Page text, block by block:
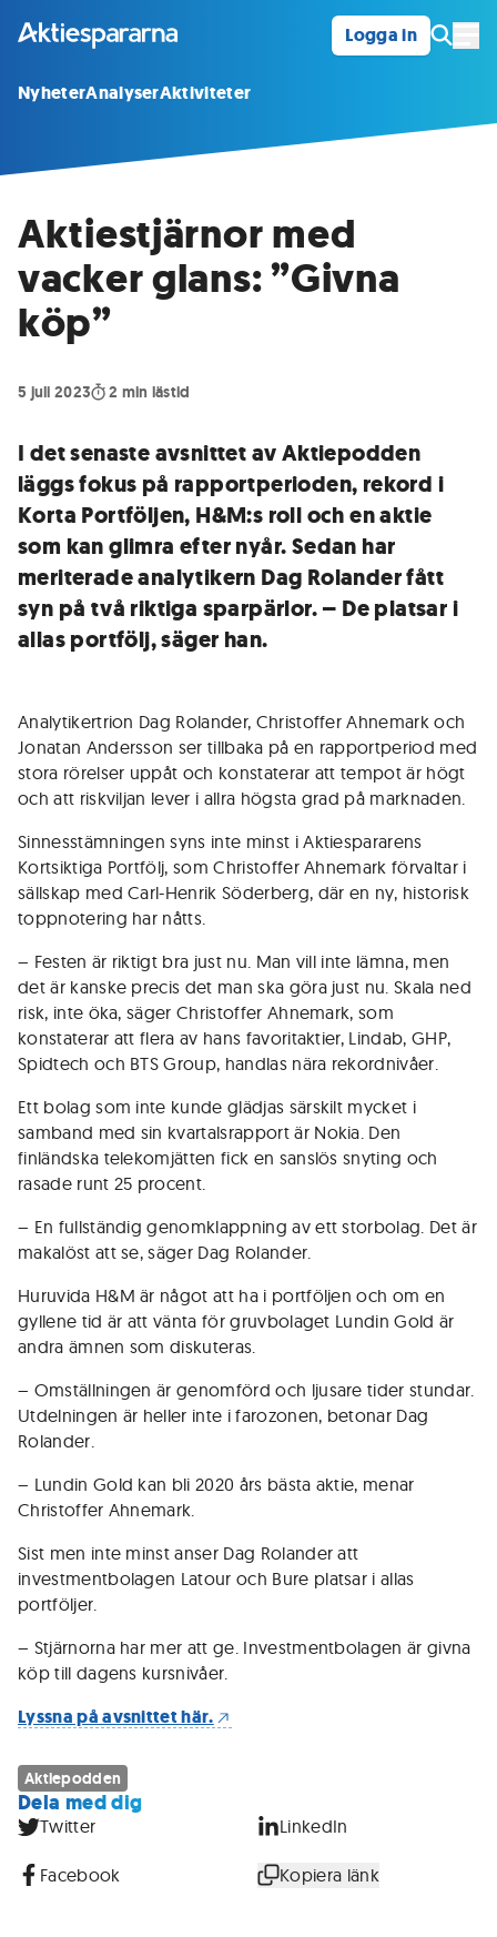
Logga in
NyheterAnalyserAktiviteter
Aktiestjärnor med
vacker glans: ”Givna
köp”
5 juli 2023 2 min lästid
I det senaste avsnittet av Aktiepodden
läggs fokus på rapportperioden, rekord i
Korta Portföljen, H&M:s roll och en aktie
som kan glimra efter nyår. Sedan har
meriterade analytikern Dag Rolander fått
syn på två riktiga sparpärlor. – De platsar i
allas portfölj, säger han.
Analytikertrion Dag Rolander, Christoffer Ahnemark och
Jonatan Andersson ser tillbaka på en rapportperiod med
stora rörelser uppåt och konstaterar att tempot är högt
och att riskviljan lever i allra högsta grad på marknaden.
Sinnesstämningen syns inte minst i Aktiespararens
Kortsiktiga Portfölj, som Christoffer Ahnemark förvaltar i
sällskap med Carl-Henrik Söderberg, där en ny, historisk
toppnotering har nåtts.
– Festen är riktigt bra just nu. Man vill inte lämna, men
det är kanske precis det man ska göra just nu. Skala ned
risk, inte öka, säger Christoffer Ahnemark, som
konstaterar att flera av hans favoritaktier, Lindab, GHP,
Spidtech och BTS Group, handlas nära rekordnivåer.
Ett bolag som inte kunde glädjas särskilt mycket i
samband med sin kvartalsrapport är Nokia. Den
finländska telekomjätten fick en sanslös snyting och
rasade runt 25 procent.
– En fullständig genomklappning av ett storbolag. Det är
makalöst att se, säger Dag Rolander.
Huruvida H&M är något att ha i portföljen och om en
gyllene tid är att vänta för gruvbolaget Lundin Gold är
andra ämnen som diskuteras.
– Omställningen är genomförd och ljusare tider stundar.
Utdelningen är heller inte i farozonen, betonar Dag
Rolander.
– Lundin Gold kan bli 2020 års bästa aktie, menar
Christoffer Ahnemark.
Sist men inte minst anser Dag Rolander att
investmentbolagen Latour och Bure platsar i allas
portföljer.
– Stjärnorna har mer att ge. Investmentbolagen är givna
köp till dagens kursnivåer.
Lyssna på avsnittet här.
Aktiepodden
Dela med dig
Twitter LinkedIn
Facebook Kopiera länk